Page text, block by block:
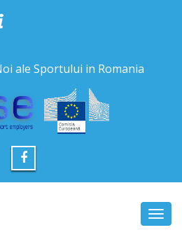
ale Sportului in Romania